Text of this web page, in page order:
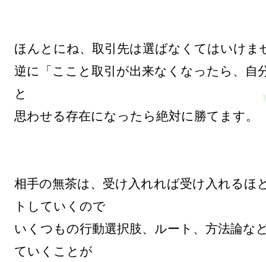
ほんとにね、取引先は選ばなくてはいけま
逆に「ここと取引が出来なくなったら、自
と
思わせる存在になったら絶対に勝てます。
相手の無茶は、受け入れれば受け入れるほ
トしていくので
いくつもの行動選択肢、ルート、方法論な
ていくことが